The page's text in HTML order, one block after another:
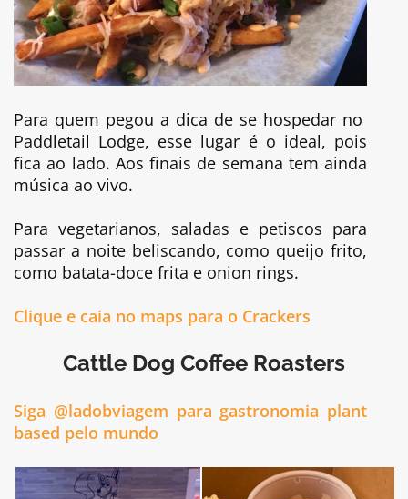
Para quem pegou a dica de se hospedar no
Paddletail Lodge, esse lugar é o ideal, pois
fica ao lado. Aos finais de semana tem ainda
música ao vivo.
Para vegetarianos, saladas e petiscos para
passar a noite beliscando, como queijo frito,
como batata-doce frita e onion rings.
Clique e caia no maps para o Crackers
Cattle Dog Coffee Roasters
Siga @ladobviagem para gastronomia plant
based pelo mundo